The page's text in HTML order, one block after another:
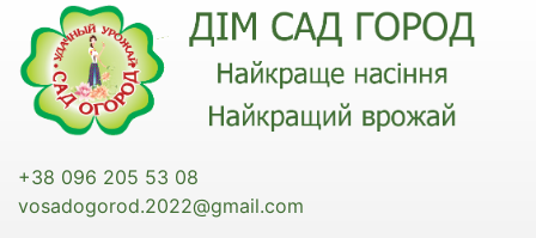
+38 096 205 53 08
vosadogorod.2022@gmail.com